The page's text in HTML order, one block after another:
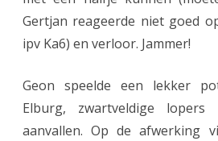
Gertjan reageerde niet goed
ipv Ka6) en verloor. Jammer!
Geon speelde een lekker
Elburg, zwartveldige
aanvallen. Op de afwerking